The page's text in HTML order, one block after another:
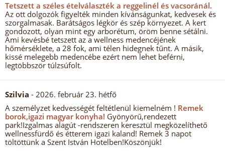
Tetszett a széles ételválaszték a reggelinél és vacsoránál.
Az ott dolgozók figyelték minden kívánságunkat, kedvesek és
szorgalmasak. Barátságos légkör és szép környezet. A kert
gondozott, olyan mint egy arborétum, öröm benne sétálni.
Ami kevésbé tetszett az a wellness medencéjének
hőmérséklete, a 28 fok, ami télen hidegnek tűnt. A másik,
kissé melegebb medencébe ezért nem lehet beférni,
legtöbbször túlzsúfolt.
Szilvia - 2026. február 23. hétfő
A személyzet kedvességét feltétlenül kiemelném ! Remek
borok,igazi magyar konyha! Gyönyörű,rendezett
park!Izgalmas alagút -rendszeren keresztül megközelíthető
wellnessfürdő és étterem igazi kaland! Remek 3 napot
töltöttünk a Szent István Hotelben!Köszönjük!